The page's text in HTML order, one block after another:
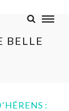
BELLE
: